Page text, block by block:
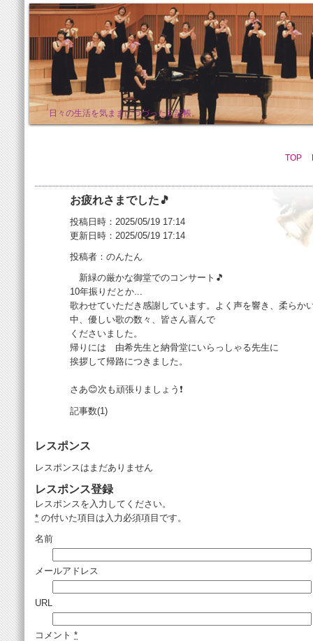
日々の生活を気ままにつづった日記帳。
TOP
お疲れさまでした🎵
投稿日時：2025/05/19 17:14
更新日時：2025/05/19 17:14
投稿者：のんたん
新緑の厳かな御堂でのコンサート🎵
10年振りだとか...
歌わせていただき感謝しています。よく声を響き、柔らか
中、優しい歌の数々、皆さん喜んで
くださいました。
帰りには 由希先生と納骨堂にいらっしゃる先生に
挨拶して帰路につきました。
さあ😊次も頑張りましょう❗
記事数(1)
レスポンス
レスポンスはまだありません
レスポンス登録
レスポンスを入力してください。
* の付いた項目は入力必須項目です。
名前
メールアドレス
URL
コメント *